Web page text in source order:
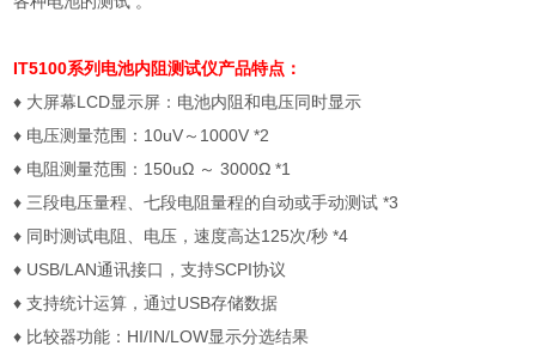
IT5100系列 电池内阻测试仪产品特点：
♦ 大屏幕LCD显示屏：电池内阻和电压同时显示
♦ 电压测量范围： 10uV～ 1000V *2
♦ 电阻测量范围： 150uΩ ～ 3000Ω *1
♦ 三段电压量程、七段电阻量程的自动或手动测试 *3
♦ 同时测试电阻、电压，速度高达125次/秒 *4
♦ USB/LAN通讯接口，支持SCPI协议
♦ 支持统计运算，通过USB存储数据
♦ 比较器功能： HI/IN/LOW显示分选结果